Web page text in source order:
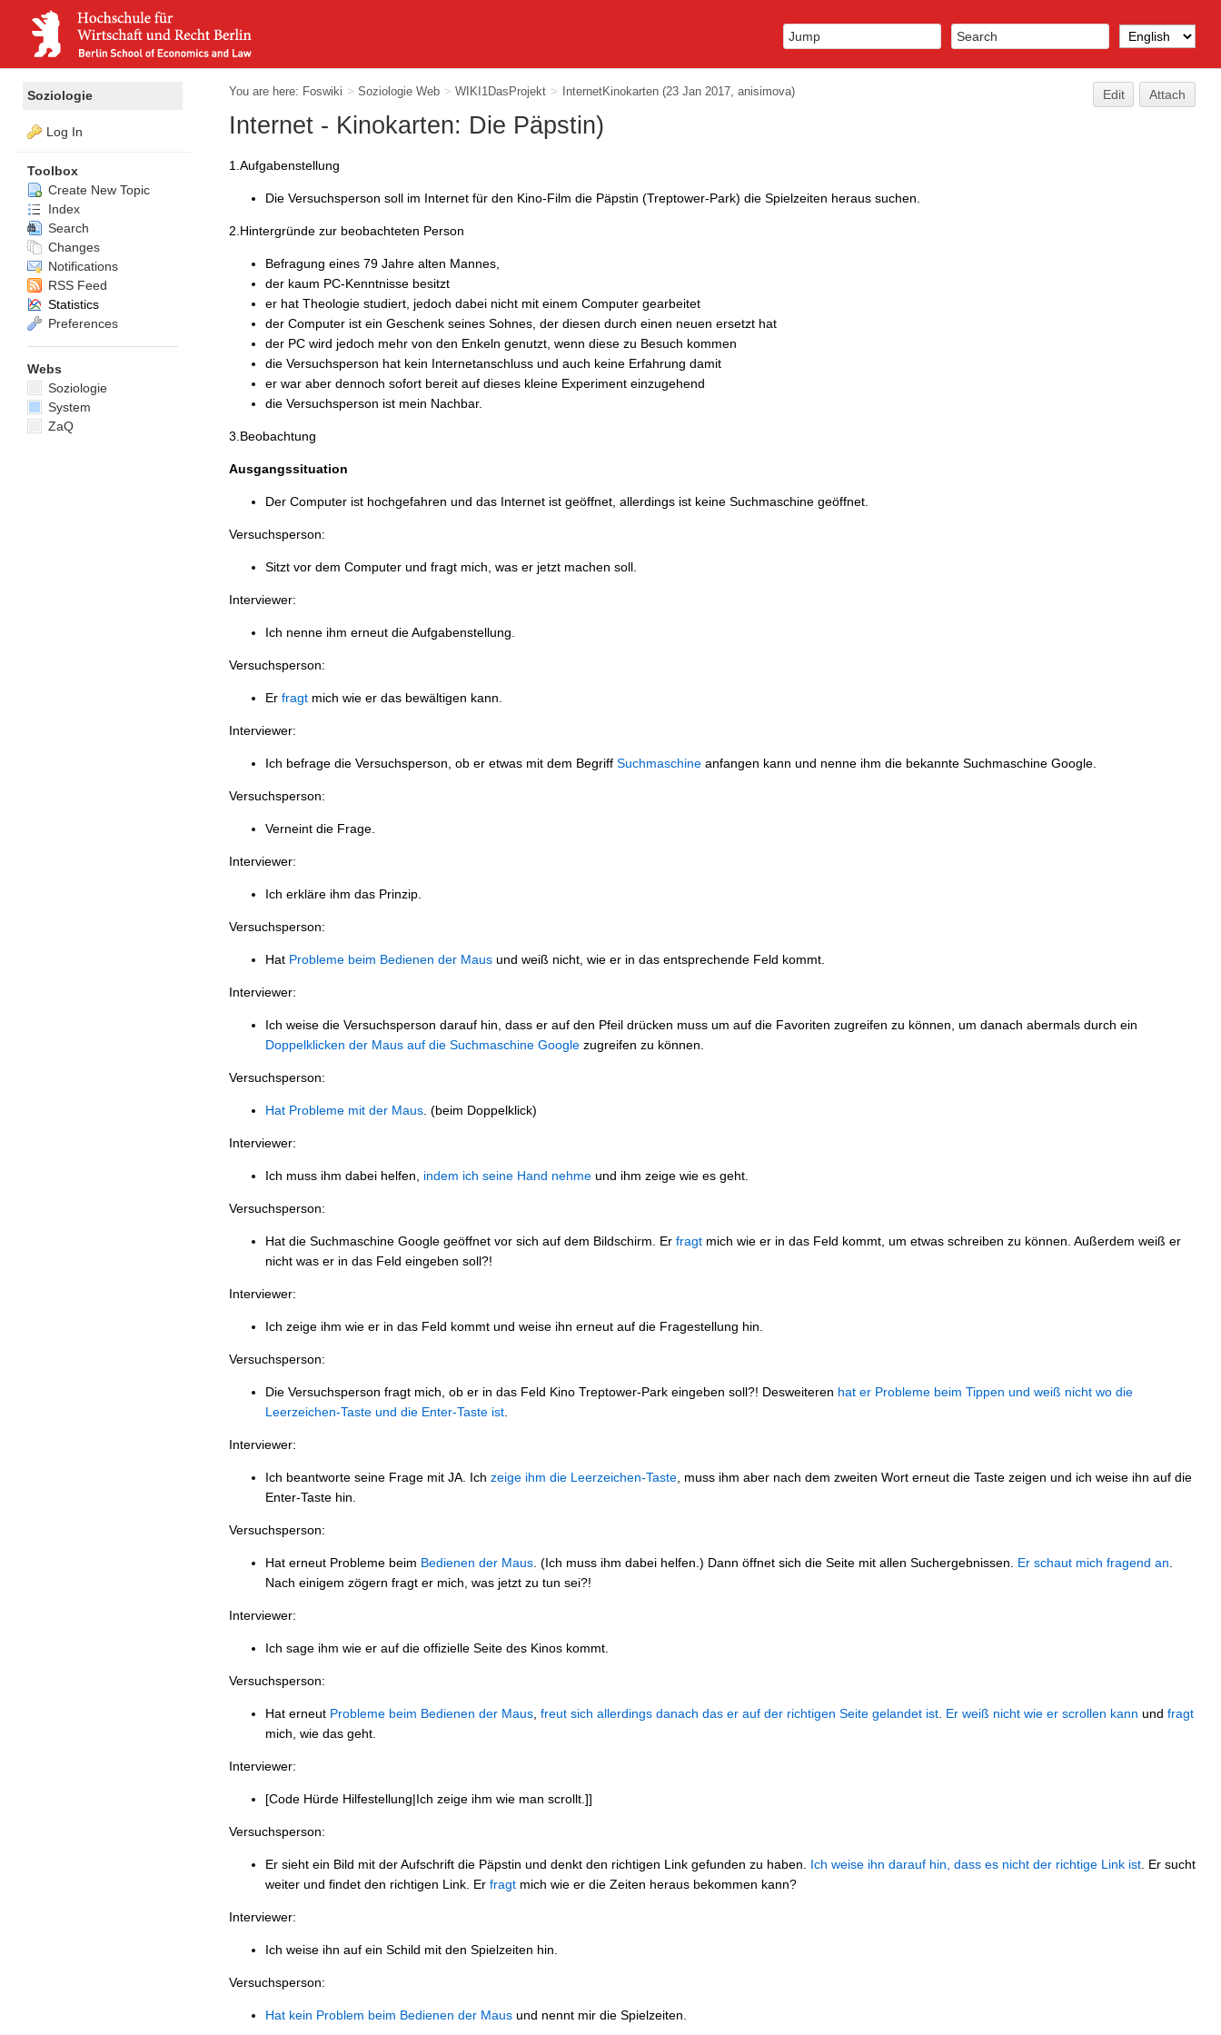
You are here: Foswiki > Soziologie Web > WIKI1DasProjekt > InternetKinokarten (23 Jan 2017, anisimova) Edit Attach
Internet - Kinokarten: Die Päpstin)
1.Aufgabenstellung
Die Versuchsperson soll im Internet für den Kino-Film die Päpstin (Treptower-Park) die Spielzeiten heraus suchen.
2.Hintergründe zur beobachteten Person
Befragung eines 79 Jahre alten Mannes,
der kaum PC-Kenntnisse besitzt
er hat Theologie studiert, jedoch dabei nicht mit einem Computer gearbeitet
der Computer ist ein Geschenk seines Sohnes, der diesen durch einen neuen ersetzt hat
der PC wird jedoch mehr von den Enkeln genutzt, wenn diese zu Besuch kommen
die Versuchsperson hat kein Internetanschluss und auch keine Erfahrung damit
er war aber dennoch sofort bereit auf dieses kleine Experiment einzugehend
die Versuchsperson ist mein Nachbar.
3.Beobachtung
Ausgangssituation
Der Computer ist hochgefahren und das Internet ist geöffnet, allerdings ist keine Suchmaschine geöffnet.
Versuchsperson:
Sitzt vor dem Computer und fragt mich, was er jetzt machen soll.
Interviewer:
Ich nenne ihm erneut die Aufgabenstellung.
Versuchsperson:
Er fragt mich wie er das bewältigen kann.
Interviewer:
Ich befrage die Versuchsperson, ob er etwas mit dem Begriff Suchmaschine anfangen kann und nenne ihm die bekannte Suchmaschine Google.
Versuchsperson:
Verneint die Frage.
Interviewer:
Ich erkläre ihm das Prinzip.
Versuchsperson:
Hat Probleme beim Bedienen der Maus und weiß nicht, wie er in das entsprechende Feld kommt.
Interviewer:
Ich weise die Versuchsperson darauf hin, dass er auf den Pfeil drücken muss um auf die Favoriten zugreifen zu können, um danach abermals durch ein
Doppelklicken der Maus auf die Suchmaschine Google zugreifen zu können.
Versuchsperson:
Hat Probleme mit der Maus . (beim Doppelklick)
Interviewer:
Ich muss ihm dabei helfen, indem ich seine Hand nehme und ihm zeige wie es geht.
Versuchsperson:
Hat die Suchmaschine Google geöffnet vor sich auf dem Bildschirm. Er fragt mich wie er in das Feld kommt, um etwas schreiben zu können. Außerdem weiß er
nicht was er in das Feld eingeben soll?!
Interviewer:
Ich zeige ihm wie er in das Feld kommt und weise ihn erneut auf die Fragestellung hin.
Versuchsperson:
Die Versuchsperson fragt mich, ob er in das Feld Kino Treptower-Park eingeben soll?! Desweiteren hat er Probleme beim Tippen und weiß nicht wo die
Leerzeichen-Taste und die Enter-Taste ist
Interviewer:
Ich beantworte seine Frage mit JA. Ich zeige ihm die Leerzeichen-Taste , muss ihm aber nach dem zweiten Wort erneut die Taste zeigen und ich weise ihn auf die
Enter-Taste hin.
Versuchsperson:
Hat erneut Probleme beim Bedienen der Maus . (Ich muss ihm dabei helfen.) Dann öffnet sich die Seite mit allen Suchergebnissen. Er schaut mich fragend an
Nach einigem zögern fragt er mich, was jetzt zu tun sei?!
Interviewer:
Ich sage ihm wie er auf die offizielle Seite des Kinos kommt.
Versuchsperson:
Hat erneut Probleme beim Bedienen der Maus freut sich allerdings danach das er auf der richtigen Seite gelandet ist Er weiß nicht wie er scrollen kann und fragt
mich, wie das geht.
Interviewer:
[Code Hürde Hilfestellung|Ich zeige ihm wie man scrollt.]]
Versuchsperson:
Er sieht ein Bild mit der Aufschrift die Päpstin und denkt den richtigen Link gefunden zu haben. Ich weise ihn darauf hin, dass es nicht der richtige Link ist . Er sucht
weiter und findet den richtigen Link. Er fragt mich wie er die Zeiten heraus bekommen kann?
Interviewer:
Ich weise ihn auf ein Schild mit den Spielzeiten hin.
Versuchsperson:
Hat kein Problem beim Bedienen der Maus und nennt mir die Spielzeiten.
Soziologie
Log In
Toolbox
Create New Topic
Index
Search
Changes
Notifications
RSS Feed
Statistics
Preferences
Webs
Soziologie
System
ZaQ